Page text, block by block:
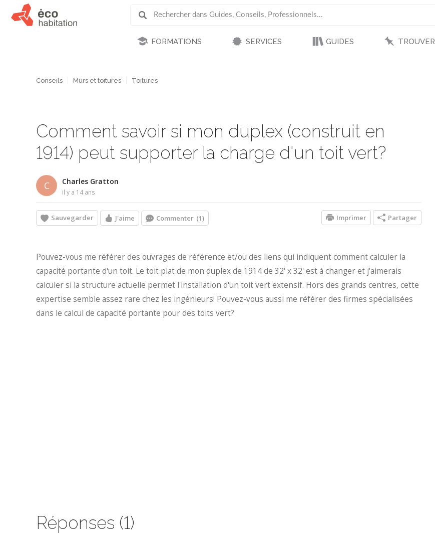
FORMATIONS SERVICES GUIDES TROUVER
Conseils Murs et toitures Toitures
Comment savoir si mon duplex (construit en
1914) peut supporter la charge d'un toit vert?
C Charles Gratton
il y a 14 ans
Sauvegarder J'aime Commenter (1) Partager
Imprimer
Pouvez-vous me référer des ouvrages de référence et/ou des liens qui indiquent comment calculer la
capacité portante d'un toit. Le toit plat de mon duplex de 1914 de 32' x 32' est à changer et j'aimerais
calculer si la structure actuelle permet l'installation d'un toit vert extensif. Hors des grands centres, cette
expertise semble assez rare chez les ingénieurs! Pouvez-vous aussi me référer des firmes spécialisées
dans le calcul de capacité portante pour des toits vert?
Réponses (1)